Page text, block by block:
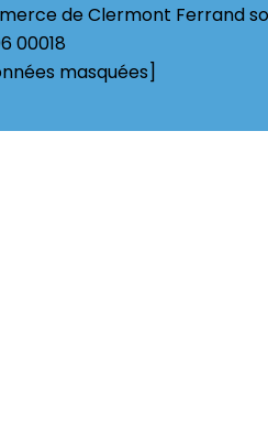
de Clermont Ferrand
00018
masquées]